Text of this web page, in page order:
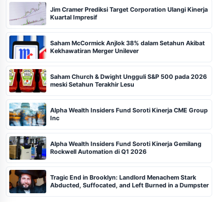
Jim Cramer Prediksi Target Corporation Ulangi Kinerja
Kuartal Impresif
Saham McCormick Anjlok 38% dalam Setahun Akibat
Kekhawatiran Merger Unilever
Saham Church & Dwight Ungguli S&P 500 pada 2026
meski Setahun Terakhir Lesu
Alpha Wealth Insiders Fund Soroti Kinerja CME Group
Inc
Alpha Wealth Insiders Fund Soroti Kinerja Gemilang
Rockwell Automation di Q1 2026
Tragic End in Brooklyn: Landlord Menachem Stark
Abducted, Suffocated, and Left Burned in a Dumpster